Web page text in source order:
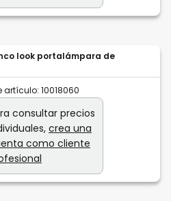
look portalámpara de
artículo: 10018060
consultar precios
crea una
como cliente